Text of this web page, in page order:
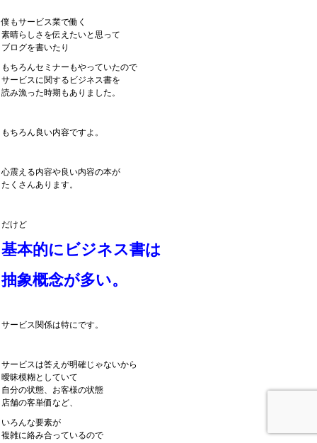
僕もサービス業で働く
素晴らしさを伝えたいと思って
ブログを書いたり
もちろんセミナーもやっていたので
サービスに関するビジネス書を
読み漁った時期もありました。
もちろん良い内容ですよ。
心震える内容や良い内容の本が
たくさんあります。
だけど
基本的にビジネス書は
抽象概念が多い。
サービス関係は特にです。
サービスは答えが明確じゃないから
曖昧模糊としていて
自分の状態、お客様の状態
店舗の客単価など、
いろんな要素が
複雑に絡み合っているので